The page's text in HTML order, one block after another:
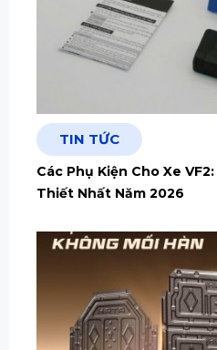
TIN TỨC
Các Phụ Kiện Cho Xe
Thiết Nhất Năm 2026